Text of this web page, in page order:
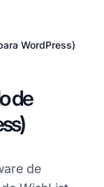
WordPress)
de
de